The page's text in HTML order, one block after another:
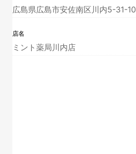
広島県広島市安佐南区川内5-31-10
店名
ミント薬局川内店